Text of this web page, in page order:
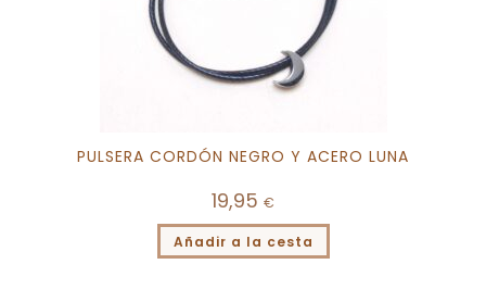
PULSERA CORDÓN NEGRO Y ACERO LUNA
19,95 €
Añadir a la cesta